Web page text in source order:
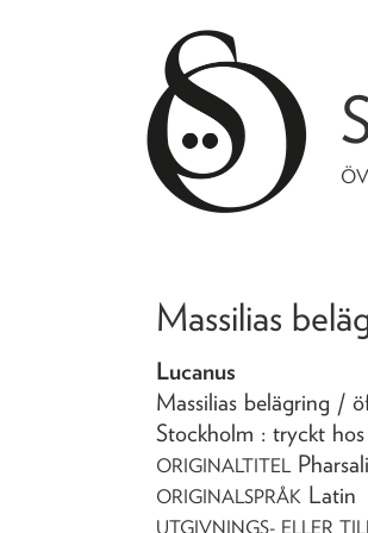
Massilias
Lucanus
Massilias belägring /
Stockholm : tryckt
ORIGINALTITEL
ORIGINALSPRÅK Latin
UTGIVNINGS- ELLER